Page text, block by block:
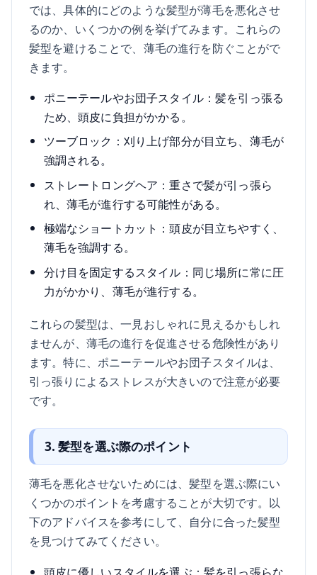
では、具体的にどのような髪型が薄毛を悪化させ
るのか、いくつかの例を挙げてみます。これらの
髪型を避けることで、薄毛の進行を防ぐことがで
きます。
ポニーテールやお団子スタイル：髪を引っ張る
ため、頭皮に負担がかかる。
ツーブロック：刈り上げ部分が目立ち、薄毛が
強調される。
ストレートロングヘア：重さで髪が引っ張ら
れ、薄毛が進行する可能性がある。
極端なショートカット：頭皮が目立ちやすく、
薄毛を強調する。
分け目を固定するスタイル：同じ場所に常に圧
力がかかり、薄毛が進行する。
これらの髪型は、一見おしゃれに見えるかもしれ
ませんが、薄毛の進行を促進させる危険性があり
ます。特に、ポニーテールやお団子スタイルは、
引っ張りによるストレスが大きいので注意が必要
です。
3. 髪型を選ぶ際のポイント
薄毛を悪化させないためには、髪型を選ぶ際にい
くつかのポイントを考慮することが大切です。以
下のアドバイスを参考にして、自分に合った髪型
を見つけてみてください。